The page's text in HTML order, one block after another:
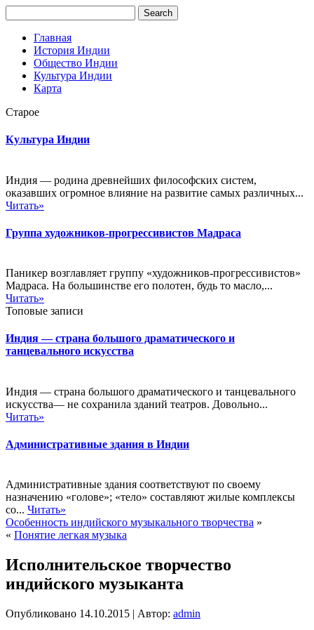
Главная
История Индии
Общество Индии
Культура Индии
Карта
Старое
Культура Индии
Индия — родина древнейших философских систем,
оказавших огромное влияние на развитие самых различных...
Читать»
Группа художников-прогрессивистов Мадраса
Паникер возглавляет группу «художников-прогрессивистов»
Мадраса. На большинстве его полотен, будь то масло,...
Читать»
Топовые записи
Индия — страна большого драматического и
танцевального искусства
Индия — страна большого драматического и танцевального
искусства— не сохранила зданий театров. Довольно...
Читать»
Административные здания в Индии
Административные здания соответствуют по своему
назначению «голове»; «тело» составляют жилые комплексы
со... Читать»
Особенность индийского музыкального творчества »
« Понятие легкая музыка
Исполнительское творчество
индийского музыканта
Опубликовано 14.10.2015 | Автор: admin